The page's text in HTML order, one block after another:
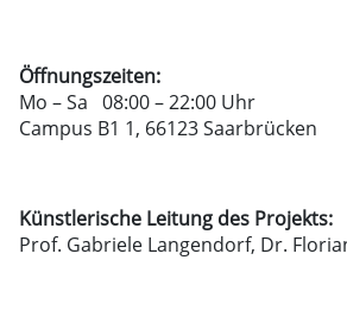
Öffnungszeiten:
Mo – Sa 08:00 – 22:00 Uhr
Campus B1 1, 66123 Saarbrücken
Künstlerische Leitung des Projekts:
Prof. Gabriele Langendorf, Dr.